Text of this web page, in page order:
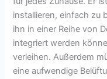
installieren, einfach zu
ihn in einer Reihe von
integriert werden
verleihen. Außerdem
eine aufwendige